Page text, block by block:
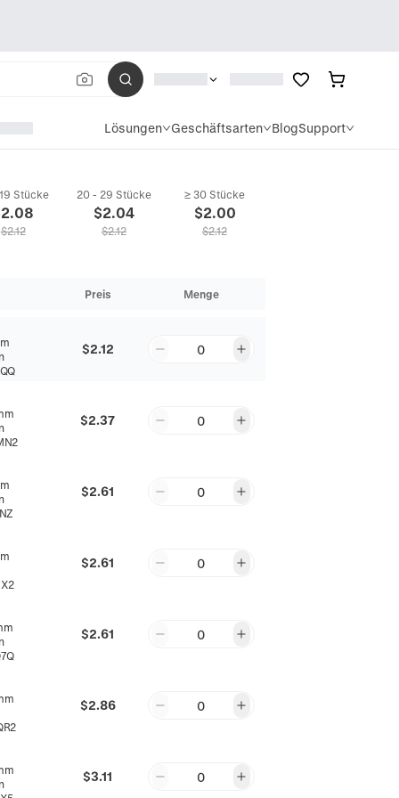
Lösungen Geschäftsarten BlogSupport
Stücke
2.08
$2.12
20 - 29 Stücke
$2.04
$2.12
≥ 30 Stücke
$2.00
$2.12
Preis Menge
$2.12 0
$2.37 0
$2.61 0
$2.61 0
$2.61 0
$2.86 0
$3.11 0